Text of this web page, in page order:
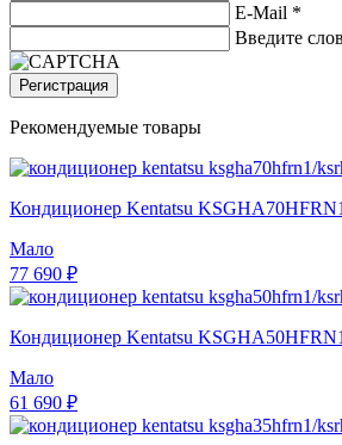
E-Mail *
Введите
Регистрация
Рекомендуемые товары
Кондиционер Kentatsu
Мало
77 690 ₽
Кондиционер Kentatsu
Мало
61 690 ₽